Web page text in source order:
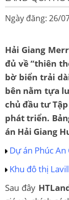
Ngày đăng: 26/
Hải Giang
đủ về “thiên
bờ biển trải
bên nằm tựa
chủ đầu tư
phát triển.
án Hải Giang
Dự án Phúc An
Khu đô thị
Sau đây